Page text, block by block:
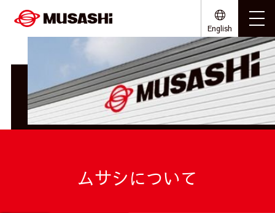
English
ムサシについて